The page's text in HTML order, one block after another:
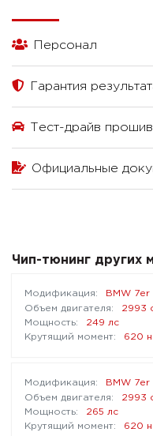
Персонал
Гарантия
Тест-драйв
Официальные
Чип-тюнинг других
BMW 7er
2993
249 лс
620
BMW 7er
2993
265 лс
620